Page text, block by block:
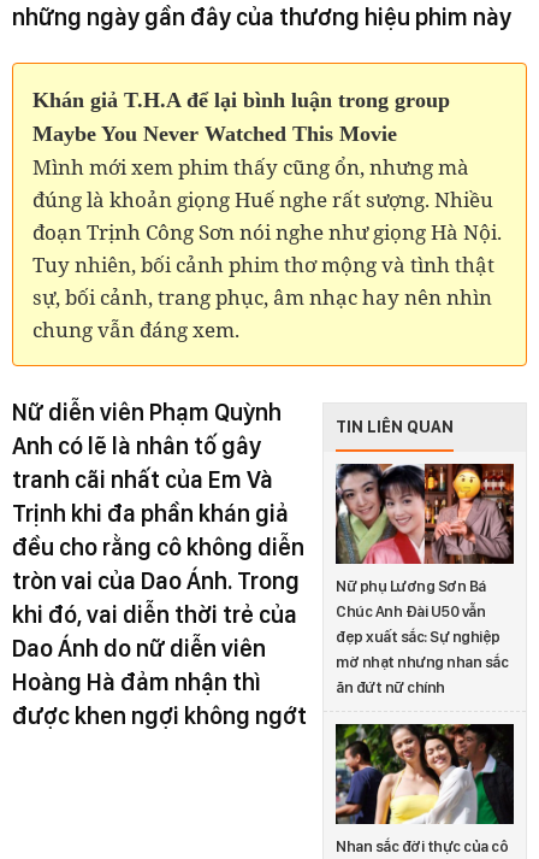
những ngày gần đây của thương hiệu phim này
Khán giả T.H.A để lại bình luận trong group
Maybe You Never Watched This Movie
Mình mới xem phim thấy cũng ổn, nhưng mà
đúng là khoản giọng Huế nghe rất sượng. Nhiều
đoạn Trịnh Công Sơn nói nghe như giọng Hà Nội.
Tuy nhiên, bối cảnh phim thơ mộng và tình thật
sự, bối cảnh, trang phục, âm nhạc hay nên nhìn
chung vẫn đáng xem.
TIN LIÊN QUAN
Nữ phụ Lương Sơn Bá
Chúc Anh Đài U50 vẫn
đẹp xuất sắc: Sự nghiệp
mờ nhạt nhưng nhan sắc
ăn đứt nữ chính
Nhan sắc đời thực của cô
Nữ diễn viên Phạm Quỳnh
Anh có lẽ là nhân tố gây
tranh cãi nhất của Em Và
Trịnh khi đa phần khán giả
đều cho rằng cô không diễn
tròn vai của Dao Ánh. Trong
khi đó, vai diễn thời trẻ của
Dao Ánh do nữ diễn viên
Hoàng Hà đảm nhận thì
được khen ngợi không ngớt